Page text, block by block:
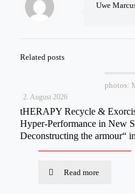
Uwe
Related posts
photos:
2. August 2026
tHERAPY Recycle &
Hyper-Performance in New
Deconstructing the armour“
Read more